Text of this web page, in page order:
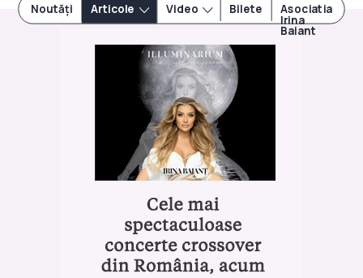
Noutăți Articole Video Bilete Asociatia
Irina
Baiant